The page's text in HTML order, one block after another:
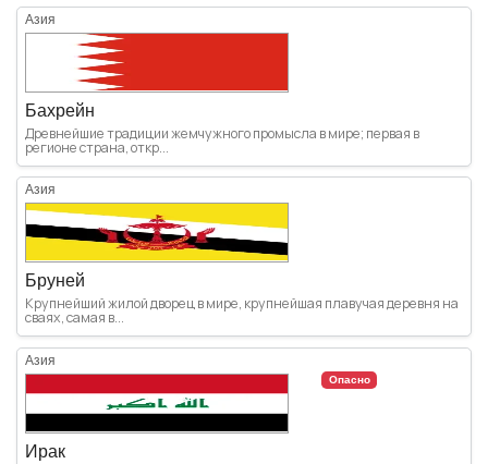
Азия
Бахрейн
Древнейшие традиции жемчужного промысла в мире; первая в
регионе страна, откр...
Азия
Бруней
Крупнейший жилой дворец в мире, крупнейшая плавучая деревня на
сваях, самая в...
Азия
Опасно
Ирак